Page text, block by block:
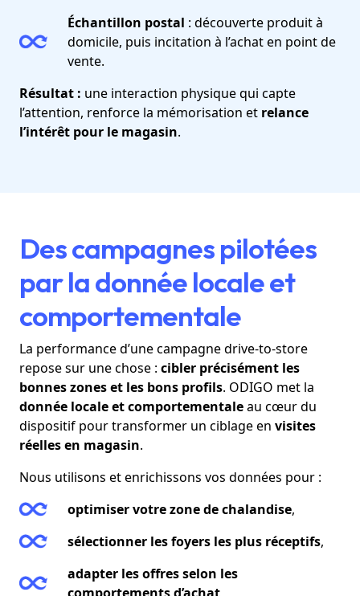
Échantillon postal : découverte produit à
domicile, puis incitation à l’achat en point de
vente.
Résultat : une interaction physique qui capte
l’attention, renforce la mémorisation et relance
l’intérêt pour le magasin.
Des campagnes pilotées
par la donnée locale et
comportementale
La performance d’une campagne drive-to-store
repose sur une chose : cibler précisément les
bonnes zones et les bons profils. ODIGO met la
donnée locale et comportementaleau cœur du
dispositif pour transformer un ciblage en visites
réelles en magasin.
Nous utilisons et enrichissons vos données pour :
optimiser votre zone de chalandise,
sélectionner les foyers les plus réceptifs,
adapter les offres selon les